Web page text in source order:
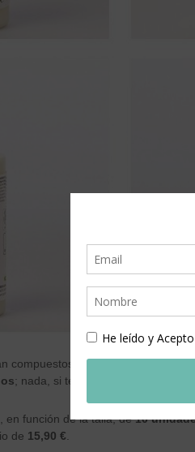
compuestos con
; nada, si tenemos en cuenta que
en función de la talla, de10
de 15,90 €